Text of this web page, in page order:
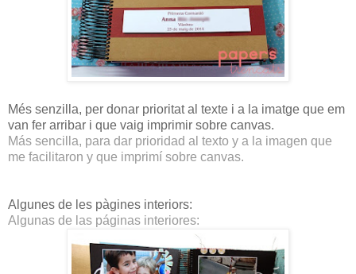
Més senzilla, per donar prioritat al texte i a la imatge que em
van fer arribar i que vaig imprimir sobre canvas.
Más sencilla, para dar prioridad al texto y a la imagen que
me facilitaron y que imprimí sobre canvas.
Algunes de les pàgines interiors:
Algunas de las páginas interiores: